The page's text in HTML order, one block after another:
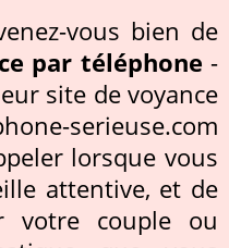
vous bien de
par téléphone -
site de voyance
serieuse.com
lorsque vous
attentive, et de
votre couple ou